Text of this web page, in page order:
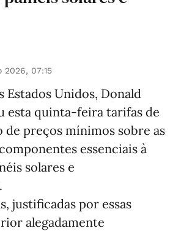
2026, 07:15
Estados Unidos, Donald
esta quinta-feira tarifas de
de preços mínimos sobre as
essenciais à
solares e
justificadas por essas
alegadamente